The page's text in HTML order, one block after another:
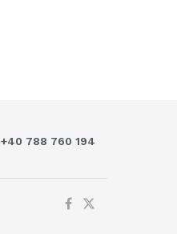
+40 788 760 194